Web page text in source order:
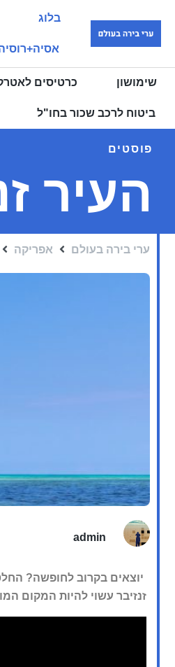
בלוג
שימושון כרטיסים
ביטוח לרכב שכור בחו"ל
פוסטים
העיר
ערי בירה בעולם אפריקה
admin
יוצאים בקרוב לחופשה?
זנזיבר עשוי להיות המקום